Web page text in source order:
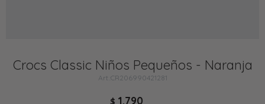
Crocs Classic Niños Pequeños - Naranja
CR206990421281
$ 1.790